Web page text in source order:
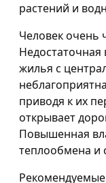
растений и
Человек очень
Недостаточная
жилья с
приводя к их
открывает
Повышенная
теплообмена и